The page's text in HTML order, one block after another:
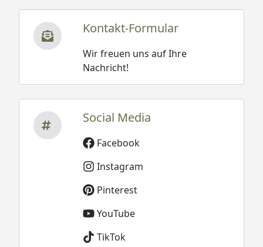
Kontakt-Formular
Wir freuen uns auf Ihre
Nachricht!
Social Media
Facebook
Instagram
Pinterest
YouTube
TikTok